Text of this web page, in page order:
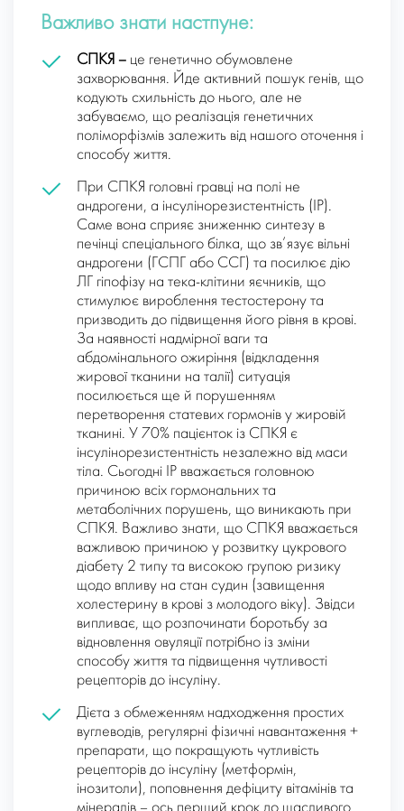
Важливо знати настпуне:
СПКЯ – це генетично обумовлене
захворювання. Йде активний пошук генів, що
кодують схильність до нього, але не
забуваємо, що реалізація генетичних
поліморфізмів залежить від нашого оточення і
способу життя.
При СПКЯ головні гравці на полі не
андрогени, а інсулінорезистентність (ІР).
Саме вона сприяє зниженню синтезу в
печінці спеціального білка, що зв’язує вільні
андрогени (ГСПГ або ССГ) та посилює дію
ЛГ гіпофізу на тека-клітини яєчників, що
стимулює вироблення тестостерону та
призводить до підвищення його рівня в крові.
За наявності надмірної ваги та
абдомінального ожиріння (відкладення
жирової тканини на талії) ситуація
посилюється ще й порушенням
перетворення статевих гормонів у жировій
тканині. У 70% пацієнток із СПКЯ є
інсулінорезистентність незалежно від маси
тіла. Сьогодні ІР вважається головною
причиною всіх гормональних та
метаболічних порушень, що виникають при
СПКЯ. Важливо знати, що СПКЯ вважається
важливою причиною у розвитку цукрового
діабету 2 типу та високою групою ризику
щодо впливу на стан судин (завищення
холестерину в крові з молодого віку). Звідси
випливає, що розпочинати боротьбу за
відновлення овуляції потрібно із зміни
способу життя та підвищення чутливості
рецепторів до інсуліну.
Дієта з обмеженням надходження простих
вуглеводів, регулярні фізичні навантаження +
препарати, що покращують чутливість
рецепторів до інсуліну (метформін,
інозитоли), поповнення дефіциту вітамінів та
мінералів – ось перший крок до щасливого